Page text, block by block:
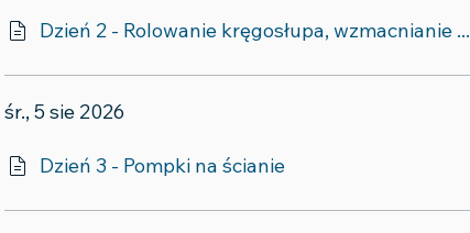
Dzień 2 - Rolowanie kręgosłupa, wzmacnianie ...
śr., 5 sie 2026
Dzień 3 - Pompki na ścianie